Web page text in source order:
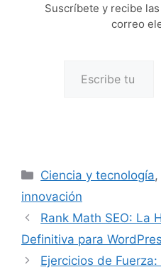
Suscríbete y recibe
correo
Categorías
Ciencia y tecnología
innovación
Rank Math SEO: La
Definitiva para
Ejercicios de